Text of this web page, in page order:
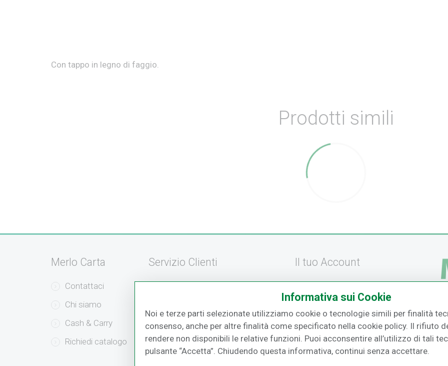
Con tappo in legno di faggio.
Prodotti simili
Merlo Carta
Contattaci
Chi siamo
Cash & Carry
Richiedi catalogo
Servizio Clienti
Modalità di Spedizione
Resi e Recessi
Il tuo Account
Effettua un Reso
o
Informativa sui Cookie
Noi e terze parti selezionate utilizziamo cookie o tecnologie simili per finalità
consenso, anche per altre finalità come specificato nella cookie policy. Il rifiuto
rendere non disponibili le relative funzioni. Puoi acconsentire all’utilizzo di tali
pulsante “Accetta”. Chiudendo questa informativa, continui senza accettare.